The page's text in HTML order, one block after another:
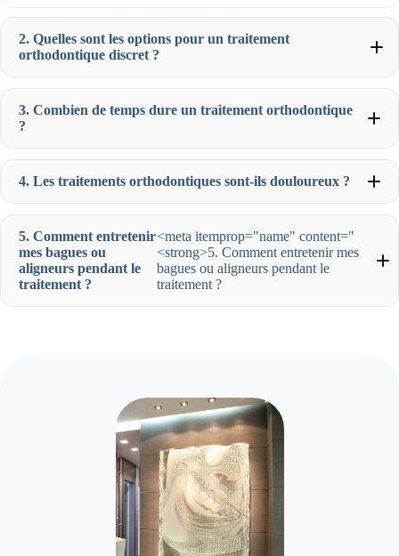
2. Quelles sont les options pour un traitement
orthodontique discret ?
3. Combien de temps dure un traitement orthodontique
?
4. Les traitements orthodontiques sont-ils douloureux ?
5. Comment entretenir
mes bagues ou
aligneurs pendant le
traitement ?
<meta itemprop="name" content="
<strong>5. Comment entretenir mes
bagues ou aligneurs pendant le
traitement ?